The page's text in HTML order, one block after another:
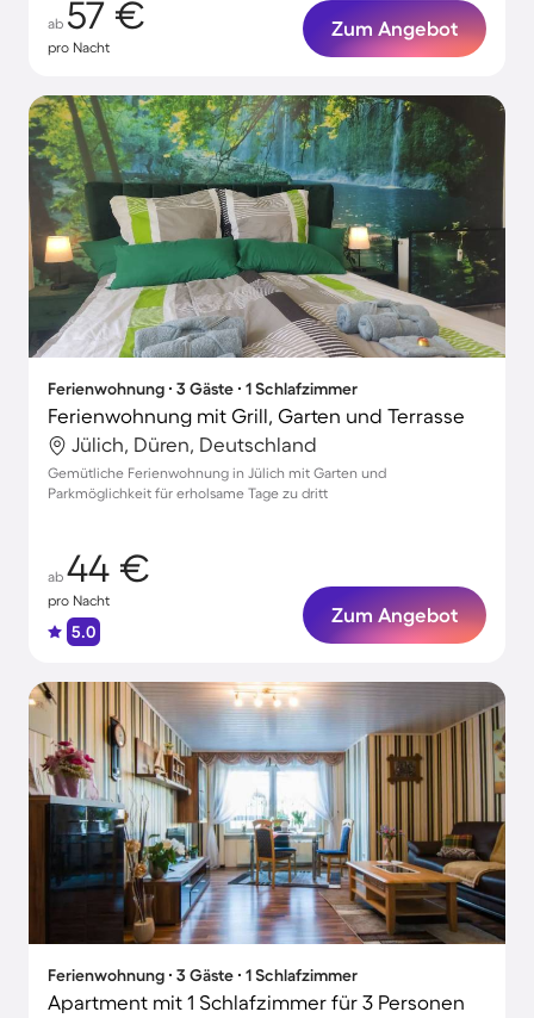
ab 57 €
pro Nacht
Zum Angebot
Ferienwohnung ∙ 3 Gäste ∙ 1 Schlafzimmer
Ferienwohnung mit Grill, Garten und Terrasse
Jülich, Düren, Deutschland
Gemütliche Ferienwohnung in Jülich mit Garten und
Parkmöglichkeit für erholsame Tage zu dritt
ab 44 €
pro Nacht
5.0
Zum Angebot
Ferienwohnung ∙ 3 Gäste ∙ 1 Schlafzimmer
Apartment mit 1 Schlafzimmer für 3 Personen